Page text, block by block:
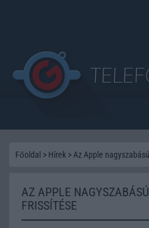
Főoldal > Hírek > Az Apple
AZ APPLE
FRISSÍTÉSE